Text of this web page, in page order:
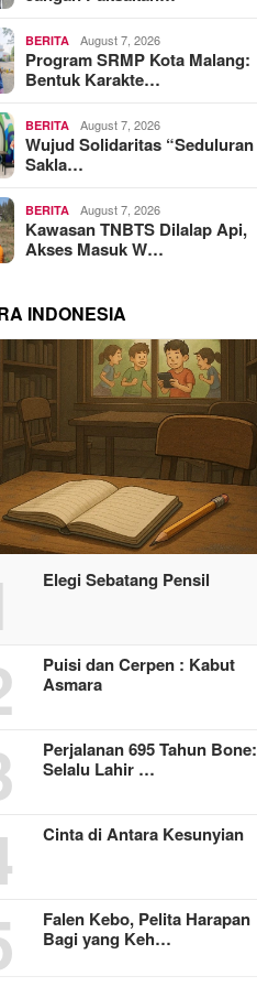
BERITA August 7, 2026
Program SRMP Kota Malang:
Bentuk Karakte…
BERITA August 7, 2026
Wujud Solidaritas “Seduluran
Sakla…
BERITA August 7, 2026
Kawasan TNBTS Dilalap Api,
Akses Masuk W…
INDONESIA
Elegi Sebatang Pensil
Puisi dan Cerpen : Kabut
Asmara
Perjalanan 695 Tahun Bone:
Selalu Lahir …
Cinta di Antara Kesunyian
Falen Kebo, Pelita Harapan
Bagi yang Keh…